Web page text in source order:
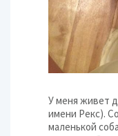
У меня живет
имени Рекс).
маленькой